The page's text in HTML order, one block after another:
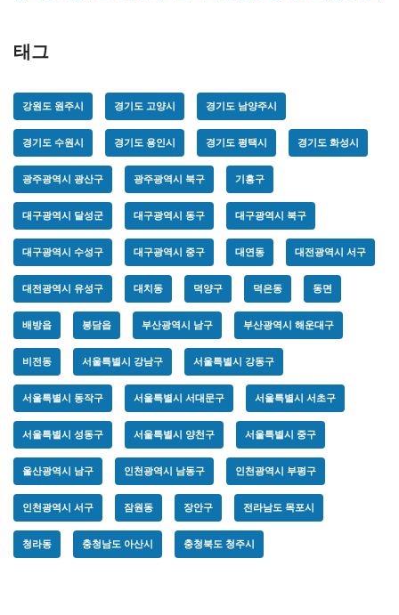
태그
강원도 원주시 경기도 고양시 경기도 남양주시
경기도 수원시 경기도 용인시 경기도 평택시 경기도 화성시
광주광역시 광산구 광주광역시 북구 기흥구
대구광역시 달성군 대구광역시 동구 대구광역시 북구
대구광역시 수성구 대구광역시 중구 대연동 대전광역시 서구
대전광역시 유성구 대치동 덕양구 덕은동 동면
배방읍 봉담읍 부산광역시 남구 부산광역시 해운대구
비전동 서울특별시 강남구 서울특별시 강동구
서울특별시 동작구 서울특별시 서대문구 서울특별시 서초구
서울특별시 성동구 서울특별시 양천구 서울특별시 중구
울산광역시 남구 인천광역시 남동구 인천광역시 부평구
인천광역시 서구 잠원동 장안구 전라남도 목포시
청라동 충청남도 아산시 충청북도 청주시